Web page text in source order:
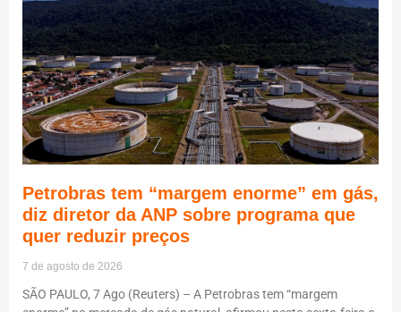
Petrobras tem “margem enorme” em gás,
diz diretor da ANP sobre programa que
quer reduzir preços
7 de agosto de 2026
SÃO PAULO, 7 Ago (Reuters) – A Petrobras tem “margem